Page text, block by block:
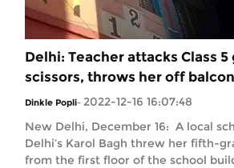
Delhi: Teacher attacks Class
scissors, throws her off
Dinkle Popli- 2022-12-16 16:07:48
New Delhi, December 16: A local
Delhi’s Karol Bagh threw her fifth-
from the first floor of the school